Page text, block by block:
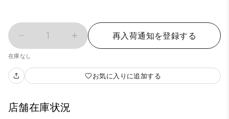
1 再入荷通知を登録する
在庫なし
お気に入りに追加する
店舗在庫状況